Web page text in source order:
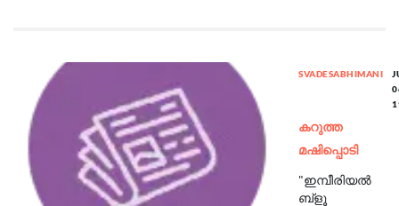
SVADESABHIMANI
കറുത്ത
മഷിപ്പൊടി
"ഇമ്പീരിയല്‍
ബ്ളൂ